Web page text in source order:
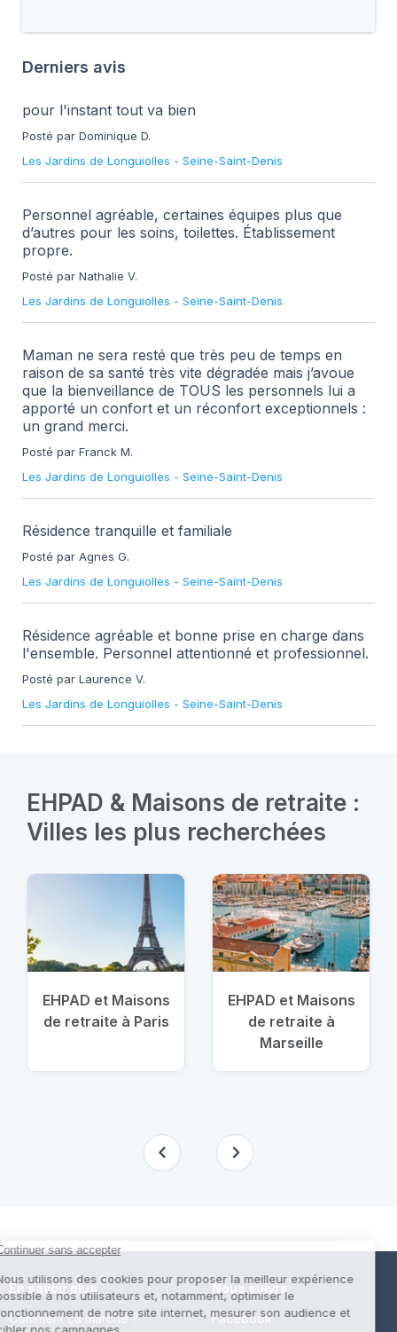
Derniers avis
pour l'instant tout va bien
Posté par Dominique D.
Les Jardins de Longuiolles - Seine-Saint-Denis
Personnel agréable, certaines équipes plus que
d’autres pour les soins, toilettes. Établissement
propre.
Posté par Nathalie V.
Les Jardins de Longuiolles - Seine-Saint-Denis
Maman ne sera resté que très peu de temps en
raison de sa santé très vite dégradée mais j’avoue
que la bienveillance de TOUS les personnels lui a
apporté un confort et un réconfort exceptionnels :
un grand merci.
Posté par Franck M.
Les Jardins de Longuiolles - Seine-Saint-Denis
Résidence tranquille et familiale
Posté par Agnes G.
Les Jardins de Longuiolles - Seine-Saint-Denis
Résidence agréable et bonne prise en charge dans
l'ensemble. Personnel attentionné et professionnel.
Posté par Laurence V.
Les Jardins de Longuiolles - Seine-Saint-Denis
EHPAD & Maisons de retraite :
Villes les plus recherchées
EHPAD et Maisons
de retraite à Paris
EHPAD et Maisons
de retraite à
Marseille
En savoir plus
Comment ça marche ?
Nous suivre
Facebook